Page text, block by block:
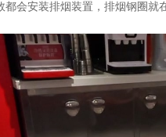
会安装排烟装置，排烟钢圈